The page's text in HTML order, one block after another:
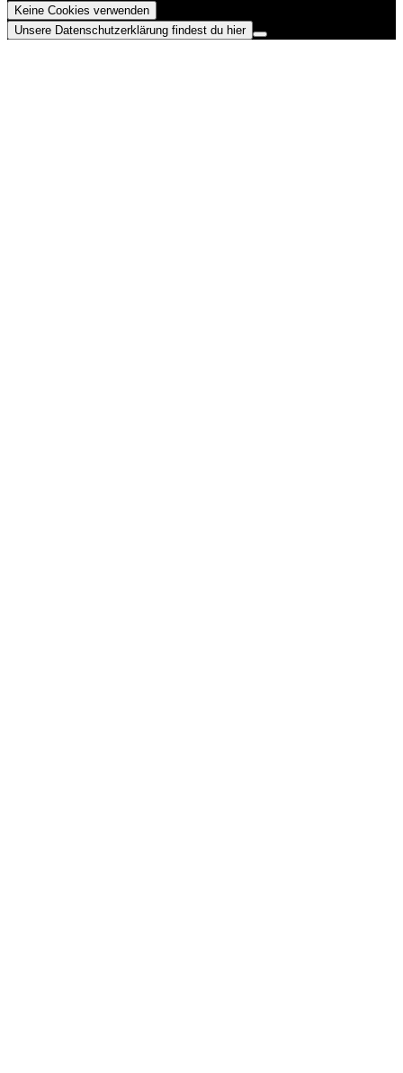
Keine Cookies verwenden
Unsere Datenschutzerklärung findest du hier